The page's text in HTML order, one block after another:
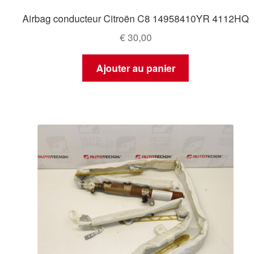
Airbag conducteur Citroën C8 14958410YR 4112HQ
€30,00
Ajouter au panier